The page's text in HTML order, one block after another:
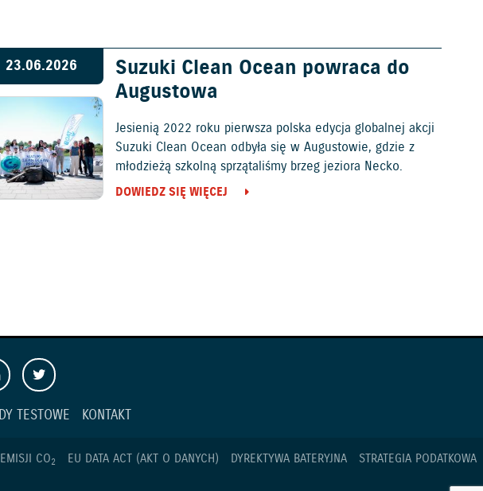
23.06.2026
Suzuki Clean Ocean powraca do
Augustowa
Jesienią 2022 roku pierwsza polska edycja globalnej akcji
Suzuki Clean Ocean odbyła się w Augustowie, gdzie z
młodzieżą szkolną sprzątaliśmy brzeg jeziora Necko.
DOWIEDZ SIĘ WIĘCEJ
TESTOWE KONTAKT
CO2 EU DATA ACT (AKT O DANYCH) DYREKTYWA BATERYJNA
STRATEGIA PODATKOWA